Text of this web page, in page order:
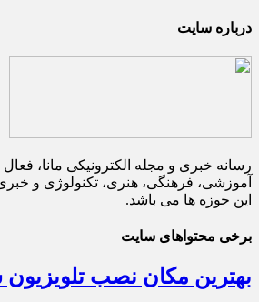
درباره سایت
رسانه خبری و مجله الکترونیکی مانا،
آموزشی، فرهنگی، هنری، تکنولوژی و
این حوزه ها می باشد.
برخی محتواهای سایت
بهترین مکان نصب